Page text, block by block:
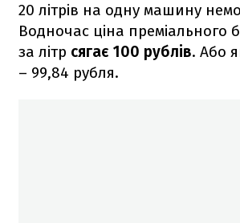
20 літрів на одну машину
Водночас ціна преміального
за літр сягає 100 рублів. Або
– 99,84 рубля.